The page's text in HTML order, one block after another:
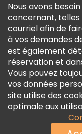
Politique En
Freetour Prix
Programme De
Nous avons
concernant,
courriel afin de
à vos demandes
est également
réservation et
Vous pouvez
vos données
site utilise des
optimale aux